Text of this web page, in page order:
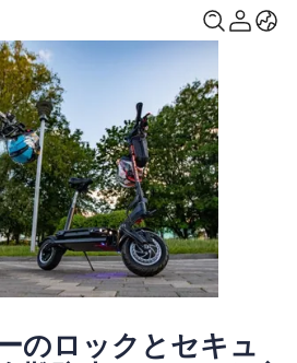
のロックとセキュ